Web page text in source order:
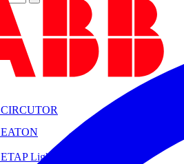
CIRCUTOR
EATON
ETAP Lighting